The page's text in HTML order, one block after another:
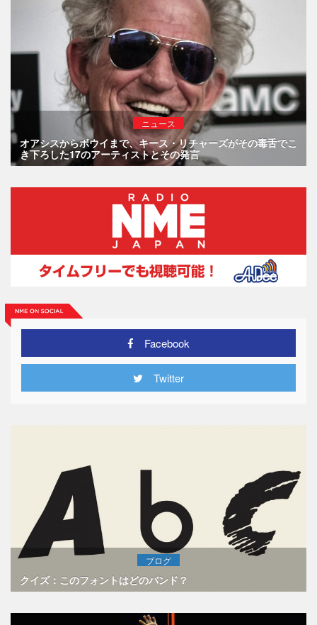
ニュース
オアシスからボウイまで、キース・リチャーズがその毒舌でこ
き下ろした17のアーティストとその発言
Facebook
Twitter
ブログ
クイズ：このフォントはどのバンド？